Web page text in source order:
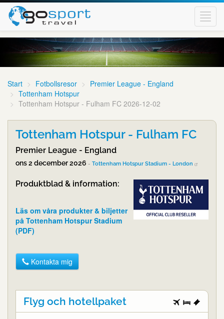
Start Fotbollsresor
Premier League - England
Tottenham Hotspur
Tottenham Hotspur - Fulham FC 2026-12-02
Tottenham Hotspur - Fulham FC
Premier League - England
ons 2 december 2026 - Tottenham Hotspur Stadium - London
Produktblad & information:
Läs om våra produkter & biljetter
på Tottenham Hotspur Stadium
(PDF)
Kontakta mig
Flyg och hotellpaket